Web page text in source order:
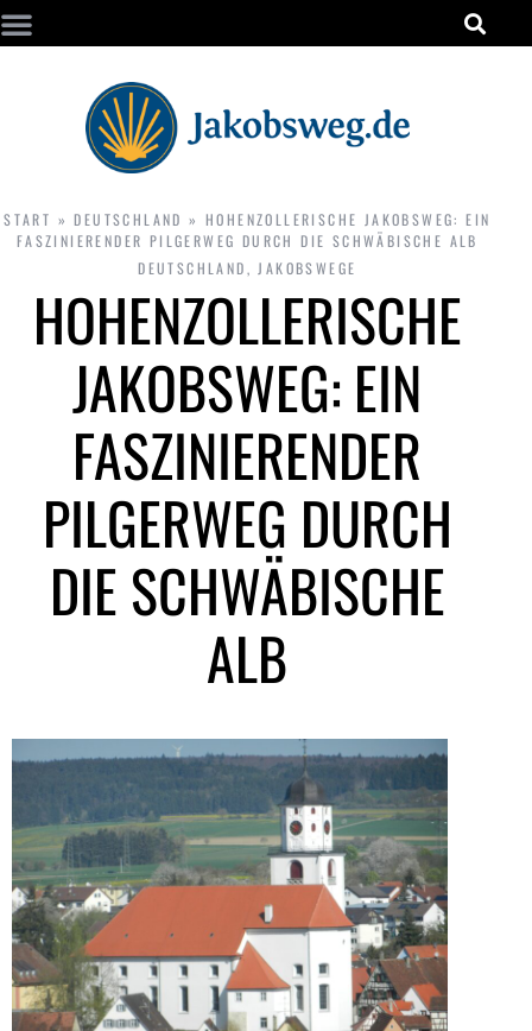
START »DEUTSCHLAND »HOHENZOLLERISCHE JAKOBSWEG: EIN
FASZINIERENDER PILGERWEG DURCH DIE SCHWÄBISCHE ALB
DEUTSCHLAND , JAKOBSWEGE
HOHENZOLLERISCHE
JAKOBSWEG: EIN
FASZINIERENDER
PILGERWEG DURCH
DIE SCHWÄBISCHE
ALB